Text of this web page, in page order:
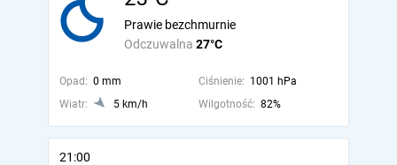
Odczuwalna 27°C
Prawie bezchmurnie
Opad: 0 mm Ciśnienie: 1001 hPa
Wiatr:
5 km/h Wilgotność: 82%
21:00